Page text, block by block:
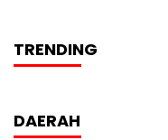
TRENDING
DAERAH